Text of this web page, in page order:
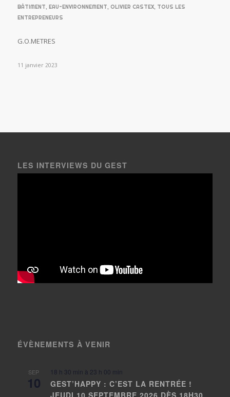
BÂTIMENT, EAU-ENVIRONNEMENT, OLIVIER CASTEX, TOUS LES
ENTREPRENEURS
G.O.METRES
11 janvier 2023
LES INTERVIEWS DU GEST
ÉVÈNEMENTS À VENIR
SEP
10
18 h 30 min à 23 h 00 min
GEST’HAPPY : C’EST LA RENTRÉE !